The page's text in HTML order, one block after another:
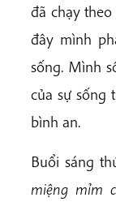
đã chạy
đây mình
sống. Mình
của sự sống
bình an.
Buổi sáng
miệng mỉm